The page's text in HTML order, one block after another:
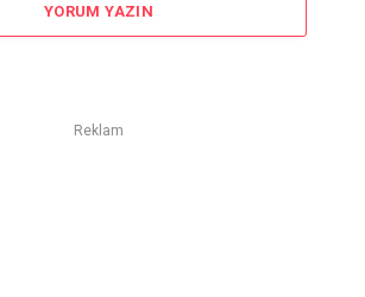
YORUM YAZIN
Reklam